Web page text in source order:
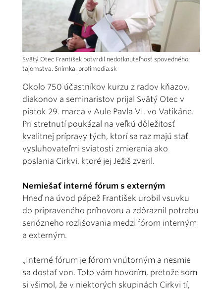
Svätý Otec František potvrdil nedotknuteľnosť spovedného
tajomstva. Snímka: profimedia.sk
Okolo 750 účastníkov kurzu z radov kňazov,
diakonov a seminaristov prijal Svätý Otec v
piatok 29. marca v Aule Pavla VI. vo Vatikáne.
Pri stretnutí poukázal na veľkú dôležitosť
kvalitnej prípravy tých, ktorí sa raz majú stať
vysluhovateľmi sviatosti zmierenia ako
poslania Cirkvi, ktoré jej Ježiš zveril.
Nemiešať interné fórum s externým
Hneď na úvod pápež František urobil vsuvku
do pripraveného príhovoru a zdôraznil potrebu
seriózneho rozlišovania medzi fórom interným
a externým.
„Interné fórum je fórom vnútorným a nesmie
sa dostať von. Toto vám hovorím, pretože som
si všimol, že v niektorých skupinách Cirkvi tí,